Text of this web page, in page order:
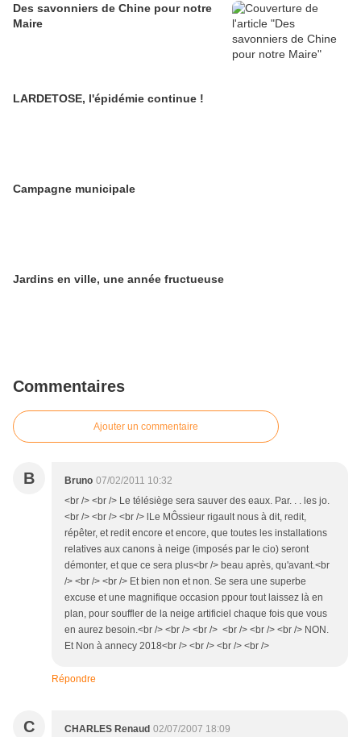
Des savonniers de Chine pour notre
Maire
LARDETOSE, l'épidémie continue !
Campagne municipale
Jardins en ville, une année fructueuse
Commentaires
Ajouter un commentaire
B Bruno 07/02/2011 10:32
<br /> <br /> Le télésiège sera sauver des eaux. Par. . . les jo.
<br /> <br /> <br /> lLe MÔssieur rigault nous à dit, redit,
répêter, et redit encore et encore, que toutes les installations
relatives aux canons à neige (imposés par le cio) seront
démonter, et que ce sera plus<br /> beau après, qu'avant.<br
/> <br /> <br /> Et bien non et non. Se sera une superbe
excuse et une magnifique occasion ppour tout laissez là en
plan, pour souffler de la neige artificiel chaque fois que vous
en aurez besoin.<br /> <br /> <br /> <br /> <br /> <br /> NON.
Et Non à annecy 2018<br /> <br /> <br /> <br />
Répondre
C CHARLES Renaud 02/07/2007 18:09